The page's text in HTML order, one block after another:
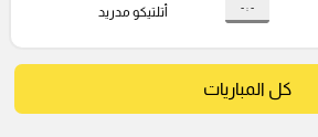
- : - أتلتيكو مدريد
كل المباريات